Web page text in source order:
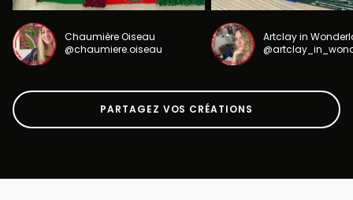
Chaumière Oiseau
@chaumiere.oiseau
Artclay in
PARTAGEZ VOS CRÉATIONS